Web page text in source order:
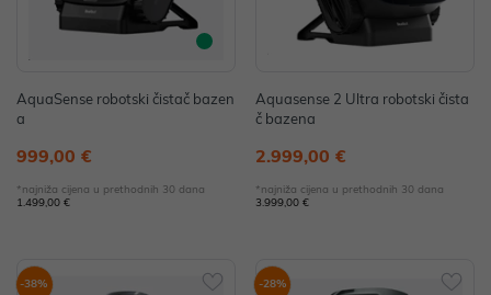
AquaSense robotski čistač bazen
a
999,00 €
*najniža cijena u prethodnih 30 dana
1.499,00 €
Aquasense 2 Ultra robotski čista
č bazena
2.999,00 €
*najniža cijena u prethodnih 30 dana
3.999,00 €
-38% -28%